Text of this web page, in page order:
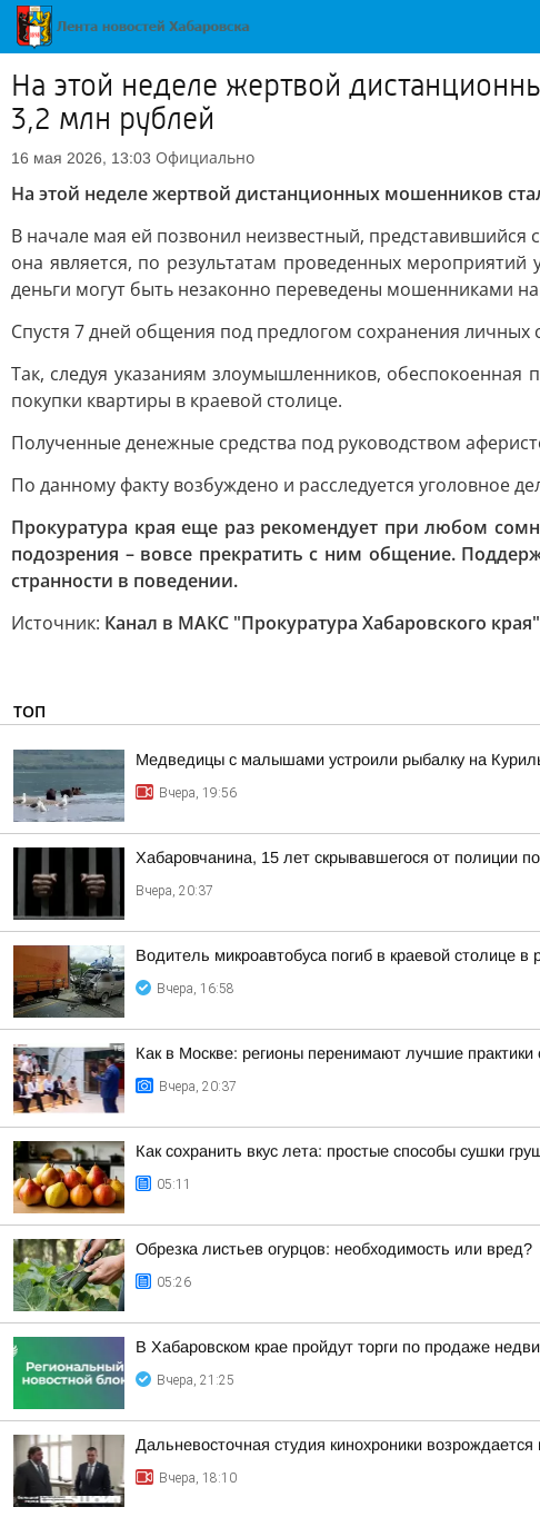
На этой неделе жертвой
3,2 млн рублей
16 мая 2026, 13:03 Официально
На этой неделе жертвой дистанционных мошенников
В начале мая ей позвонил неизвестный, представившийся
она является, по результатам проведенных
деньги могут быть незаконно переведены мошенниками
Спустя 7 дней общения под предлогом сохранения
Так, следуя указаниям злоумышленников,
покупки квартиры в краевой столице.
Полученные денежные средства под руководством
По данному факту возбуждено и расследуется уголовное
Прокуратура края еще раз рекомендует при любом
подозрения – вовсе прекратить с ним общение.
странности в поведении.
Источник: Канал в МАКС "Прокуратура Хабаровского края"
ТОП
Медведицы с малышами устроили рыбалку на
Вчера, 19:56
Хабаровчанина, 15 лет скрывавшегося от полиции
Вчера, 20:37
Водитель микроавтобуса погиб в краевой столице в
Вчера, 16:58
Как в Москве: регионы перенимают лучшие практики
Вчера, 20:37
Как сохранить вкус лета: простые способы сушки
05:11
Обрезка листьев огурцов: необходимость или вред?
05:26
В Хабаровском крае пройдут торги по продаже
Вчера, 21:25
Дальневосточная студия кинохроники возрождается
Вчера, 18:10